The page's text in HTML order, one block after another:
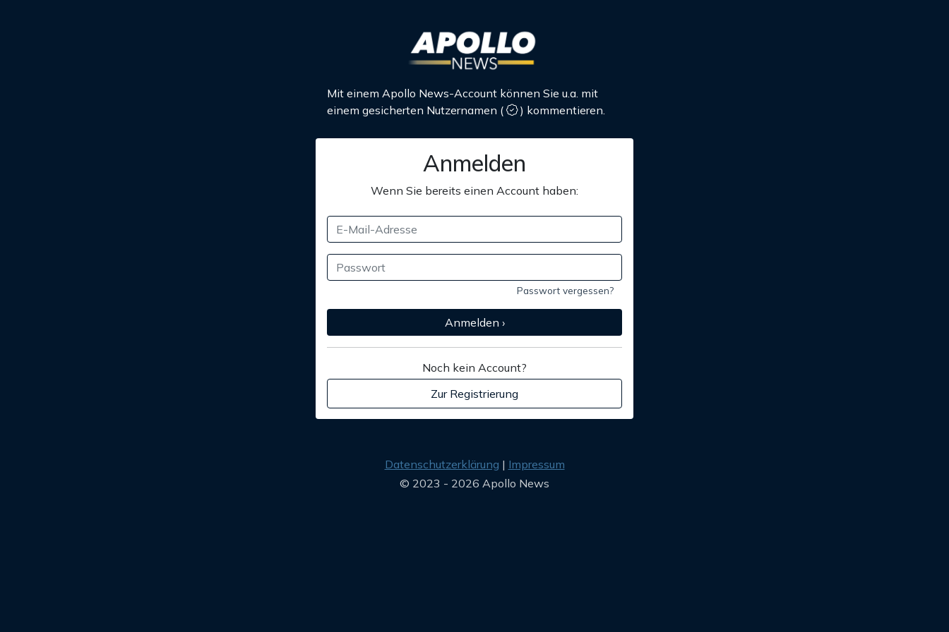
Mit einem Apollo News-Account können Sie u.a. mit
einem gesicherten Nutzernamen ( ) kommentieren.
Anmelden
Wenn Sie bereits einen Account haben:
Passwort vergessen?
Anmelden ›
Noch kein Account?
Zur Registrierung
Datenschutzerklärung
Impressum
© 2023 - 2026 Apollo News